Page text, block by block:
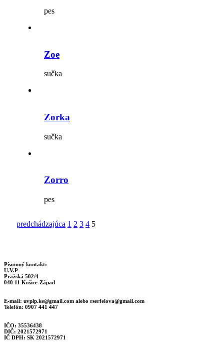
pes
Zoe
sučka
Zorka
sučka
Zorro
pes
predchádzajúca 1 2 3 4 5
Písomný kontakt:
U.V.P
Pražská 502/4
040 11 Košice-Západ
E-mail: uvplp.ke@gmail.com alebo rserfelova@gmail.com
Telefón: 0907 441 447
IČO: 35536438
DIČ: 2021572971
IČ DPH: SK 2021572971